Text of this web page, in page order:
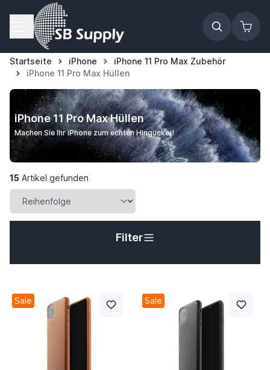
Zum Inhalt springen
Startseite iPhone
iPhone 11 Pro Max Zubehör
iPhone 11 Pro Max Hüllen
iPhone 11 Pro Max Hüllen
Machen Sie Ihr iPhone zum echten Hingucker!
15 Artikel gefunden
Filter
Sale Sale